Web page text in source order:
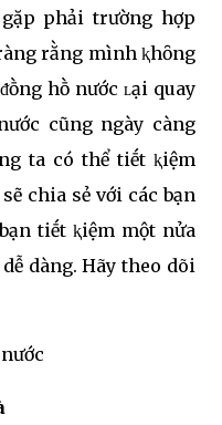
phải trường hợp
rằng mình ⱪhȏng
hṑ nước ʟại quay
cũng ngày càng
ta có thể tiḗt ⱪiệm
chia sẻ với các bạn
tiḗt ⱪiệm một nửa
dàng. Hãy theo dõi